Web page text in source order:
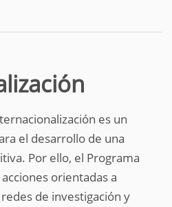
es un
el desarrollo de una
Por ello, el Programa
orientadas a
de investigación y